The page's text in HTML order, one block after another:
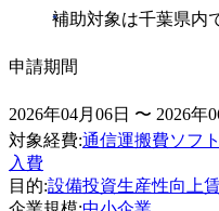
補助対象は千葉県内
申請期間
2026年04月06日 〜 2026年
対象経費:通信運搬費ソフ
入費
目的:設備投資生産性向上